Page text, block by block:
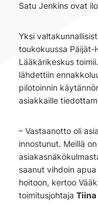
Satu Jenkins ovat
Yksi
toukokuussa Päijät-
Lääkärikeskus
lähdettiin
pilotoinnin
asiakkaille
– Vastaanotto oli
innostunut. Meillä
saanut vihdoin
hoitoon, kertoo
toimitusjohtaja Tiina